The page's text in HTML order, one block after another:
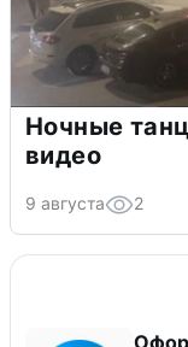
Ночные
видео
9 августа 2